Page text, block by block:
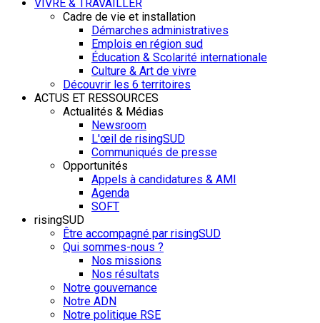
VIVRE & TRAVAILLER
Cadre de vie et installation
Démarches administratives
Emplois en région sud
Éducation & Scolarité internationale
Culture & Art de vivre
Découvrir les 6 territoires
ACTUS ET RESSOURCES
Actualités & Médias
Newsroom
L'œil de risingSUD
Communiqués de presse
Opportunités
Appels à candidatures & AMI
Agenda
SOFT
risingSUD
Être accompagné par risingSUD
Qui sommes-nous ?
Nos missions
Nos résultats
Notre gouvernance
Notre ADN
Notre politique RSE